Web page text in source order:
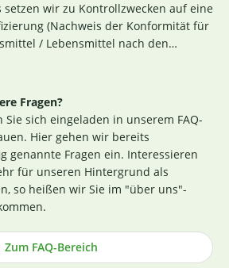
setzen wir zu Kontrollzwecken auf eine
(Nachweis der Konformität für
/ Lebensmittel nach den
Alimentarius und der Verordnung EG
Parlaments). Das aktuelle
. Darüber hinaus beginnt für uns
erstklassigen Produktqualität
Durchleuchtung und Auswahl
Die Produktion nach GMP-
wichtiges Kriterium. Losgelöst von
untersuchen wir zusätzlich, ohne
zu sein, einen Großteil der
Veröffentlichung entsprechender
direkt an der
Fragen?
Sie sich eingeladen in unserem FAQ-
Hier gehen wir bereits
genannte Fragen ein. Interessieren
für unseren Hintergrund als
so heißen wir Sie im "über uns"-
Zum FAQ-Bereich